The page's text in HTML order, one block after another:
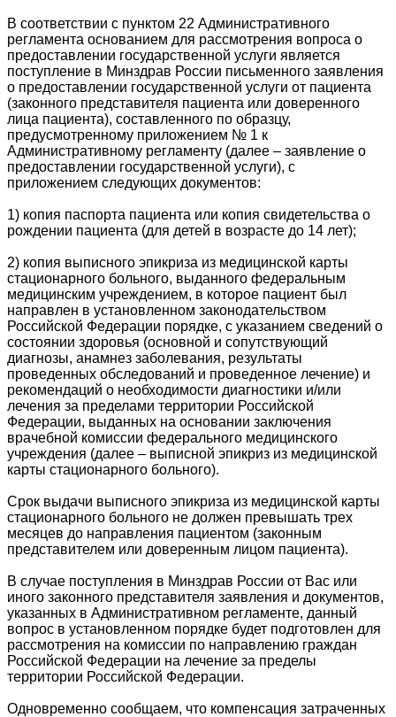
В соответствии с пунктом 22 Административного
регламента основанием для рассмотрения вопроса о
предоставлении государственной услуги является
поступление в Минздрав России письменного заявления
о предоставлении государственной услуги от пациента
(законного представителя пациента или доверенного
лица пациента), составленного по образцу,
предусмотренному приложением № 1 к
Административному регламенту (далее – заявление о
предоставлении государственной услуги), с
приложением следующих документов:
1) копия паспорта пациента или копия свидетельства о
рождении пациента (для детей в возрасте до 14 лет);
2) копия выписного эпикриза из медицинской карты
стационарного больного, выданного федеральным
медицинским учреждением, в которое пациент был
направлен в установленном законодательством
Российской Федерации порядке, с указанием сведений о
состоянии здоровья (основной и сопутствующий
диагнозы, анамнез заболевания, результаты
проведенных обследований и проведенное лечение) и
рекомендаций о необходимости диагностики и/или
лечения за пределами территории Российской
Федерации, выданных на основании заключения
врачебной комиссии федерального медицинского
учреждения (далее – выписной эпикриз из медицинской
карты стационарного больного).
Срок выдачи выписного эпикриза из медицинской карты
стационарного больного не должен превышать трех
месяцев до направления пациентом (законным
представителем или доверенным лицом пациента).
В случае поступления в Минздрав России от Вас или
иного законного представителя заявления и документов,
указанных в Административном регламенте, данный
вопрос в установленном порядке будет подготовлен для
рассмотрения на комиссии по направлению граждан
Российской Федерации на лечение за пределы
территории Российской Федерации.
Одновременно сообщаем, что компенсация затраченных